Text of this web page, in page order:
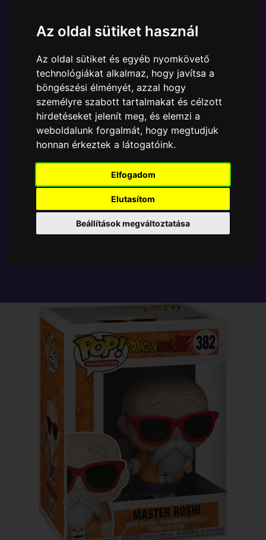
Az oldal sütiket használ
Az oldal sütiket és egyéb nyomkövető
technológiákat alkalmaz, hogy javítsa a
böngészési élményét, azzal hogy
személyre szabott tartalmakat és célzott
hirdetéseket jelenít meg, és elemzi a
weboldalunk forgalmát, hogy megtudjuk
honnan érkeztek a látogatóink.
Elfogadom
Elutasítom
Beállítások megváltoztatása
Ára:6890 Ft
A Funko POP - Anime & Manga egyik népszerű
terméke a Funko - Dragon Ball Z Gohan Master
Roshi with Staff gyűjtői vinyl karakter, amely
ablakos csomagolásban azaz - POP In a Box - várja
új gazdáját.
TOVÁBB A VÁSÁRLÁSRA
Tetszik? Osszd meg másokkal!